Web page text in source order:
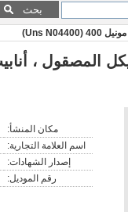
بحث
مكان المنشأ:
اسم العلامة التجارية:
إصدار الشهادات:
رقم الموديل: